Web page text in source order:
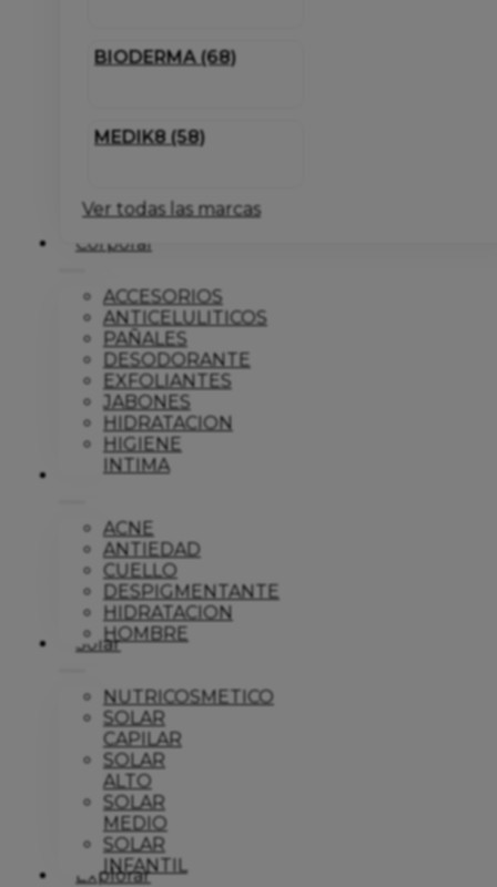
BIODERMA (68)
MEDIK8 (58)
Ver todas las marcas
Corporal
ACCESORIOS
ANTICELULITICOS
PAÑALES
DESODORANTE
EXFOLIANTES
JABONES
HIDRATACION
HIGIENE
INTIMA
Dermo
ACNE
ANTIEDAD
CUELLO
DESPIGMENTANTE
HIDRATACION
HOMBRE
Solar
NUTRICOSMETICO
SOLAR
CAPILAR
SOLAR
ALTO
SOLAR
MEDIO
SOLAR
INFANTIL
Explorar